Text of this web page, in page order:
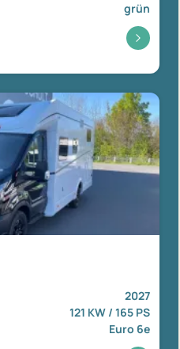
grün
2027
121 KW / 165 PS
Euro 6e